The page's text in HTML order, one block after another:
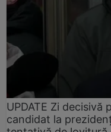
UPDATE Zi decisivă
candidat la